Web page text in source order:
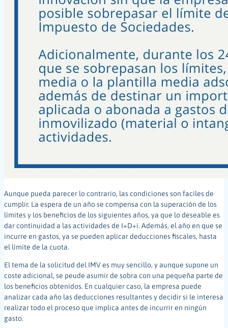
Aunque pueda parecer lo contrario, las condiciones son faciles de
cumplir. La espera de un año se compensa con la superación de los
límites y los beneficios de los siguientes años, ya que lo deseable es
dar continuidad a las actividades de I+D+i. Además, el año en que se
incurre en gastos, ya se pueden aplicar deducciones fiscales, hasta
el límite de la cuota.
El tema de la solicitud del IMV es muy sencillo, y aunque supone un
coste adicional, se peude asumir de sobra con una pequeña parte de
los beneficios obtenidos. En cualquier caso, la empresa puede
analizar cada año las deducciones resultantes y decidir si le interesa
realizar todo el proceso que implica antes de incurrir en ningún
gasto.